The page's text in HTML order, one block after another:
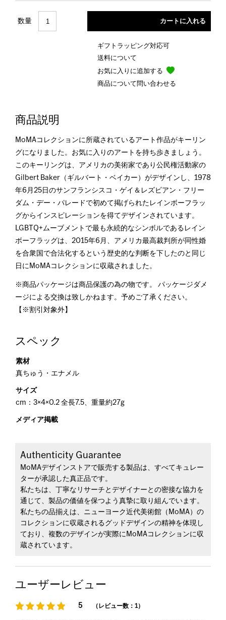
数量
ギフトラッピング対応可
送料について
お気に入りに追加する
商品について問い合わせる
商品説明
MoMAコレクションに所蔵されているアート作品がキーリン
グになりました。お気に入りのアートを持ち歩きましょう。
このキーリングは、アメリカの美術家であり公民権活動家の
Gilbert Baker（ギルバート・ベイカー）がデザインし、1978
年6月25日のサンフランシスコ・ゲイ＆レズビアン・フリー
ダム・デー・パレードで初めて掲げられたレインボーフラッ
グからインスピレーションを得てデザインされています。
LGBTQ+ムーブメントで最も永続的なシンボルであるレイン
ボーフラッグは、2015年6月、アメリカ最高裁判所が同性婚
を合衆国で合法化するという歴史的な判断を下したのと同じ
日にMoMAコレクションに収蔵されました。
※商品パッケージは商品保護の為の物です。 パッケージダメ
ージによる交換は致しかねます。予めご了承ください。
【※割引対象外】
スペック
素材
真ちゅう・エナメル
サイズ
cm：3×4×0.2 全長7.5、重量約27g
メディア掲載
Authenticity Guarantee
MoMAデザインストアで販売する製品は、すべてキュレー
ターが承認した真正品です。
私たちは、丁寧なリサーチとデザイナーとの密接な協力を
通じて、製品の価値を保つよう真摯に取り組んでいます。
私たちの品揃えは、ニューヨーク近代美術館（MoMA）の
コレクションに収蔵されるグッドデザインの精神を体現し
ており、複数のデザインが実際にMoMAコレクションに収
蔵されています。
ユーザーレビュー
5 （レビュー数：1）